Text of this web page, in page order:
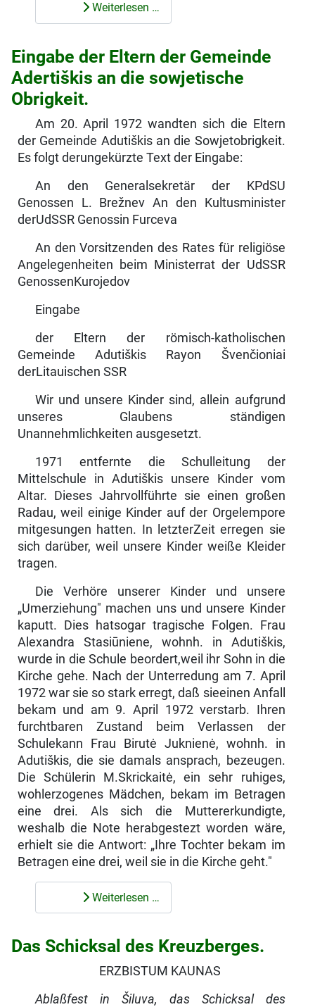
Weiterlesen …
Eingabe der Eltern der Gemeinde
Adertiškis an die sowjetische
Obrigkeit.
Am 20. April 1972 wandten sich die Eltern
der Gemeinde Adutiškis an die Sowjetobrigkeit.
Es folgt derungekürzte Text der Eingabe:
An den Generalsekretär der KPdSU
Genossen L. Brežnev An den Kultusminister
derUdSSR Genossin Furceva
An den Vorsitzenden des Rates für religiöse
Angelegenheiten beim Ministerrat der UdSSR
GenossenKurojedov
Eingabe
der Eltern der römisch-katholischen
Gemeinde Adutiškis Rayon Švenčioniai
derLitauischen SSR
Wir und unsere Kinder sind, allein aufgrund
unseres Glaubens ständigen
Unannehmlichkeiten ausgesetzt.
1971 entfernte die Schulleitung der
Mittelschule in Adutiškis unsere Kinder vom
Altar. Dieses Jahrvollführte sie einen großen
Radau, weil einige Kinder auf der Orgelempore
mitgesungen hatten. In letzterZeit erregen sie
sich darüber, weil unsere Kinder weiße Kleider
tragen.
Die Verhöre unserer Kinder und unsere
„Umerziehung" machen uns und unsere Kinder
kaputt. Dies hatsogar tragische Folgen. Frau
Alexandra Stasiūniene, wohnh. in Adutiškis,
wurde in die Schule beordert,weil ihr Sohn in die
Kirche gehe. Nach der Unterredung am 7. April
1972 war sie so stark erregt, daß sieeinen Anfall
bekam und am 9. April 1972 verstarb. Ihren
furchtbaren Zustand beim Verlassen der
Schulekann Frau Birutė Juknienė, wohnh. in
Adutiškis, die sie damals ansprach, bezeugen.
Die Schülerin M.Skrickaitė, ein sehr ruhiges,
wohlerzogenes Mädchen, bekam im Betragen
eine drei. Als sich die Muttererkundigte,
weshalb die Note herabgestezt worden wäre,
erhielt sie die Antwort: „Ihre Tochter bekam im
Betragen eine drei, weil sie in die Kirche geht."
Weiterlesen …
Das Schicksal des Kreuzberges.
ERZBISTUM KAUNAS
Ablaßfest in Šiluva, das Schicksal des